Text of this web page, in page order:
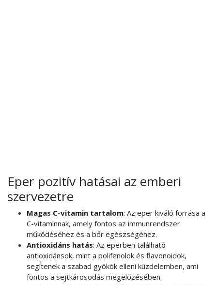
Eper pozitív hatásai az emberi
szervezetre
Magas C-vitamin tartalom: Az eper kiváló forrása a
C-vitaminnak, amely fontos az immunrendszer
működéséhez és a bőr egészségéhez.
Antioxidáns hatás: Az eperben található
antioxidánsok, mint a polifenolok és flavonoidok,
segítenek a szabad gyökök elleni küzdelemben, ami
fontos a sejtkárosodás megelőzésében.